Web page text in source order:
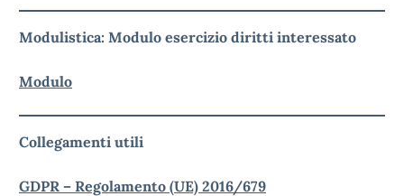
Modulistica: Modulo esercizio diritti interessato
Modulo
Collegamenti utili
GDPR – Regolamento (UE) 2016/679